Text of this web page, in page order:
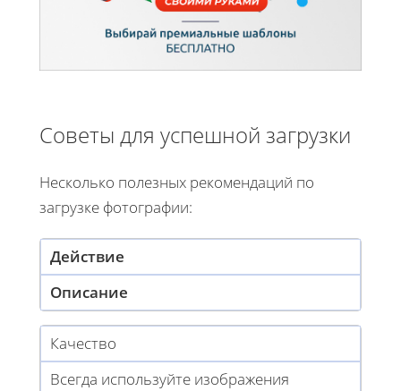
Советы для успешной загрузки
Несколько полезных рекомендаций по
загрузке фотографии:
Действие
Описание
Качество
Всегда используйте изображения